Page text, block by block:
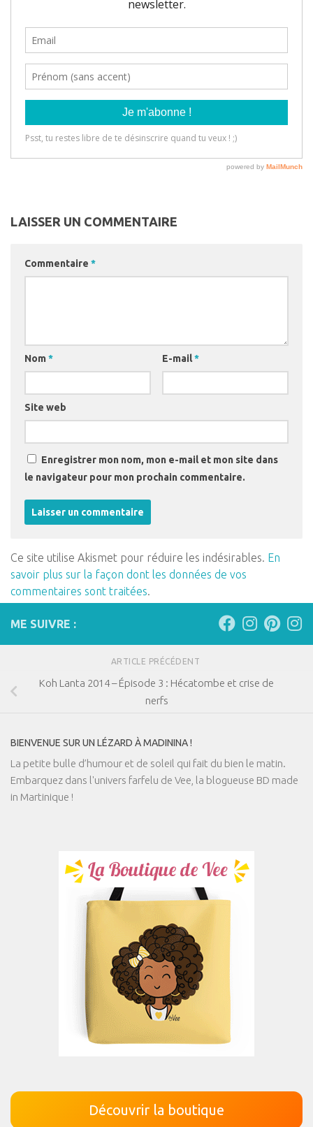
LAISSER UN COMMENTAIRE
Commentaire *
Nom * E-mail*
Site web
Enregistrer mon nom, mon e-mail et mon site dans
le navigateur pour mon prochain commentaire.
Ce site utilise Akismet pour réduire les indésirables. En
savoir plus sur la façon dont les données de vos
commentaires sont traitées.
ME SUIVRE :
ARTICLE PRÉCÉDENT
Koh Lanta 2014 – Épisode 3 : Hécatombe et crise de
nerfs
BIENVENUE SUR UN LÉZARD À MADININA !
La petite bulle d’humour et de soleil qui fait du bien le matin.
Embarquez dans l'univers farfelu de Vee, la blogueuse BD made
in Martinique !
Découvrir la boutique